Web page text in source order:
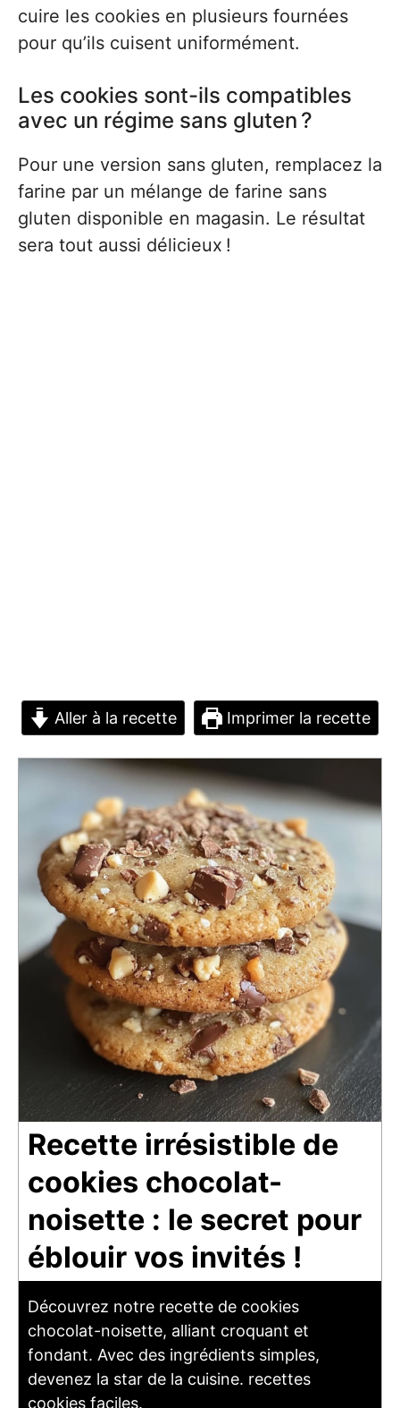
cuire les cookies en plusieurs fournées
pour qu’ils cuisent uniformément.
Les cookies sont-ils compatibles
avec un régime sans gluten ?
Pour une version sans gluten, remplacez la
farine par un mélange de farine sans
gluten disponible en magasin. Le résultat
sera tout aussi délicieux !
Aller à la recette Imprimer la recette
Recette irrésistible de
cookies chocolat-
noisette : le secret pour
éblouir vos invités !
Découvrez notre recette de cookies
chocolat-noisette, alliant croquant et
fondant. Avec des ingrédients simples,
devenez la star de la cuisine. recettes
cookies faciles.